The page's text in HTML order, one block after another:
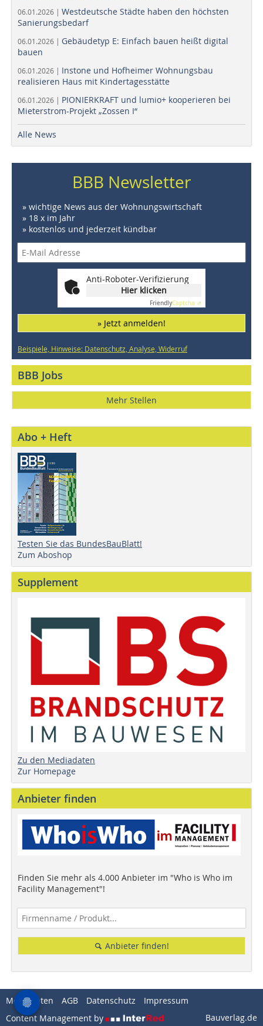
06.01.2026 | Westdeutsche Städte haben den höchsten
Sanierungsbedarf
06.01.2026 | Gebäudetyp E: Einfach bauen heißt digital
bauen
06.01.2026 | Instone und Hofheimer Wohnungsbau
realisieren Haus mit Kindertagesstätte
06.01.2026 | PIONIERKRAFT und lumio+ kooperieren bei
Mieterstrom-Projekt „Zossen I“
Alle News
BBB Newsletter
» wichtige News aus der Wohnungswirtschaft
» 18 x im Jahr
» kostenlos und jederzeit kündbar
Anti-Roboter-Verifizierung
Hier klicken
FriendlyCaptcha ⇗
» Jetzt anmelden!
Beispiele, Hinweise: Datenschutz, Analyse, Widerruf
BBB Jobs
Mehr Stellen
Abo + Heft
Testen Sie das BundesBauBlatt!
Zum Aboshop
Supplement
Zu den Mediadaten
Zur Homepage
Anbieter finden
Finden Sie mehr als 4.000 Anbieter im "Who is Who im
Facility Management"!
Anbieter finden!
Mediadaten AGB Datenschutz
Impressum
Content Management by
Bauverlag.de